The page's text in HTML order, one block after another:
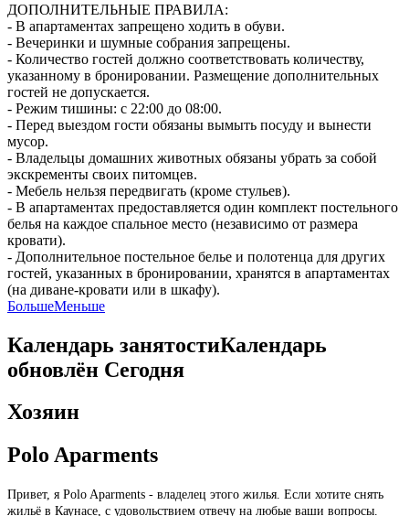
ДОПОЛНИТЕЛЬНЫЕ ПРАВИЛА:
- В апартаментах запрещено ходить в обуви.
- Вечеринки и шумные собрания запрещены.
- Количество гостей должно соответствовать количеству,
указанному в бронировании. Размещение дополнительных
гостей не допускается.
- Режим тишины: с 22:00 до 08:00.
- Перед выездом гости обязаны вымыть посуду и вынести
мусор.
- Владельцы домашних животных обязаны убрать за собой
экскременты своих питомцев.
- Мебель нельзя передвигать (кроме стульев).
- В апартаментах предоставляется один комплект постельного
белья на каждое спальное место (независимо от размера
кровати).
- Дополнительное постельное белье и полотенца для других
гостей, указанных в бронировании, хранятся в апартаментах
(на диване-кровати или в шкафу).
БольшеМеньше
Календарь занятостиКалендарь
обновлён Сегодня
Хозяин
Polo Aparments
Привет, я Polo Aparments - владелец этого жилья. Если хотите снять
жильё в Каунасе, с удовольствием отвечу на любые ваши вопросы.